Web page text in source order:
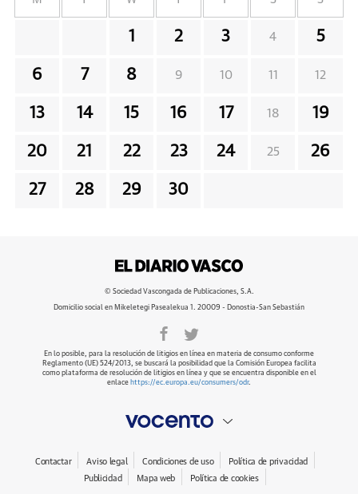
1 2 3 4 5
6 7 8 9 10 11 12
13 14 15 16 17 18 19
20 21 22 23 24 25 26
27 28 29 30
© Sociedad Vascongada de Publicaciones, S.A.
Domicilio social en Mikeletegi Pasealekua 1. 20009 - Donostia-San Sebastián
En lo posible, para la resolución de litigios en línea en materia de consumo conforme
Reglamento (UE) 524/2013, se buscará la posibilidad que la Comisión Europea facilita
como plataforma de resolución de litigios en línea y que se encuentra disponible en el
enlace https://ec.europa.eu/consumers/odr.
Contactar Aviso legal Condiciones de uso
Política de privacidad
Publicidad
Mapa web Política de cookies